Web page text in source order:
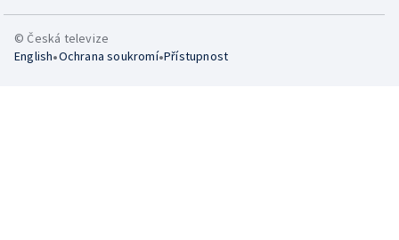
© Česká televize
English•Ochrana soukromí•Přístupnost